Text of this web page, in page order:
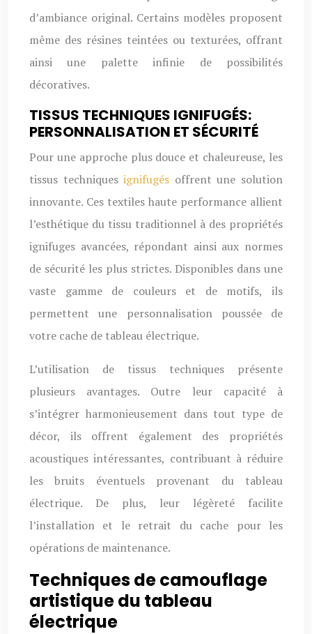
d’ambiance original. Certains modèles proposent
même des résines teintées ou texturées, offrant
ainsi une palette infinie de possibilités
décoratives.
TISSUS TECHNIQUES IGNIFUGÉS:
PERSONNALISATION ET SÉCURITÉ
Pour une approche plus douce et chaleureuse, les
tissus techniquesignifugés offrent une solution
innovante. Ces textiles haute performance allient
l’esthétique du tissu traditionnel à des propriétés
ignifuges avancées, répondant ainsi aux normes
de sécurité les plus strictes. Disponibles dans une
vaste gamme de couleurs et de motifs, ils
permettent une personnalisation poussée de
votre cache de tableau électrique.
L’utilisation de tissus techniques présente
plusieurs avantages. Outre leur capacité à
s’intégrer harmonieusement dans tout type de
décor, ils offrent également des propriétés
acoustiques intéressantes, contribuant à réduire
les bruits éventuels provenant du tableau
électrique. De plus, leur légèreté facilite
l’installation et le retrait du cache pour les
opérations de maintenance.
Techniques de camouflage
artistique du tableau
électrique